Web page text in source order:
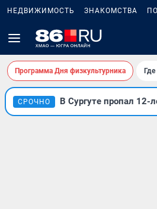
НЕДВИЖИМОСТЬ ЗНАКОМСТВА
Программа Дня физкультурника
СРОЧНО В Сургуте пропал 12-